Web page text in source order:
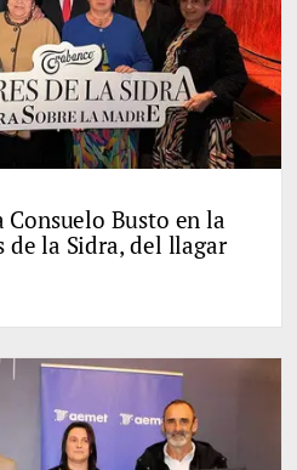
Busto en la
de la Sidra, del llagar